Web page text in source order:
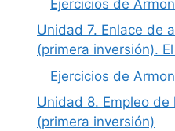
Ejercicios de
Unidad 7. Enlace de
(primera inversión).
Ejercicios de
Unidad 8. Empleo
(primera inversión)